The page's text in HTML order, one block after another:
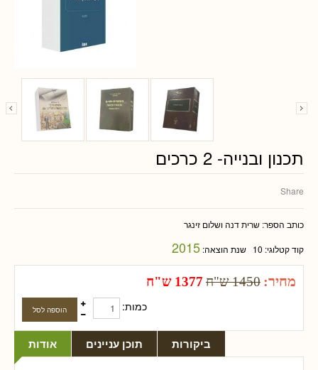
תכנון ובנייה- 2 כרכים
Share
כותב הספר: שרית דנה ושלום זינגר
קוד קטלוגי: 10 שנת הוצאה: 2015
מחיר: 1450 ש"ח 1377 ש"ח
כמות:
אודות תוכן עניינים ביקורות